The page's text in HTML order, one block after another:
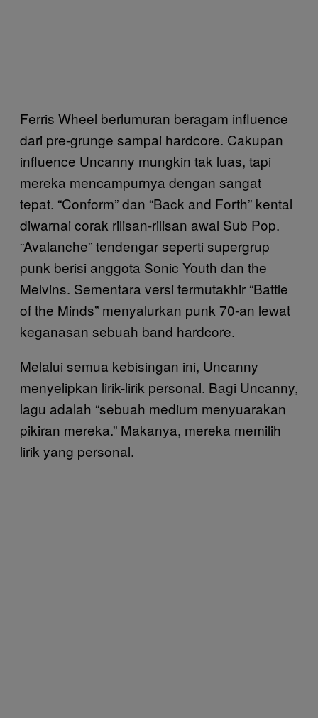
Ferris Wheel berlumuran beragam influence
dari pre-grunge sampai hardcore. Cakupan
influence Uncanny mungkin tak luas, tapi
mereka mencampurnya dengan sangat
tepat. “Conform” dan “Back and Forth” kental
diwarnai corak rilisan-rilisan awal Sub Pop.
“Avalanche” tendengar seperti supergrup
punk berisi anggota Sonic Youth dan the
Melvins. Sementara versi termutakhir “Battle
of the Minds” menyalurkan punk 70-an lewat
keganasan sebuah band hardcore.
Melalui semua kebisingan ini, Uncanny
menyelipkan lirik-lirik personal. Bagi Uncanny,
lagu adalah “sebuah medium menyuarakan
pikiran mereka.” Makanya, mereka memilih
lirik yang personal.